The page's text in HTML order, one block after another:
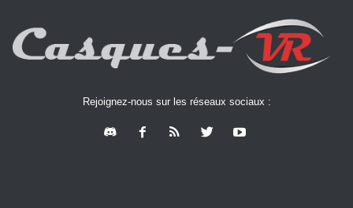
Rejoignez-nous sur les réseaux sociaux :